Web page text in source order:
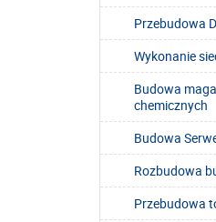
Przebudowa
Wykonanie
Budowa
chemicznych
Budowa
Rozbudowa
Przebudowa